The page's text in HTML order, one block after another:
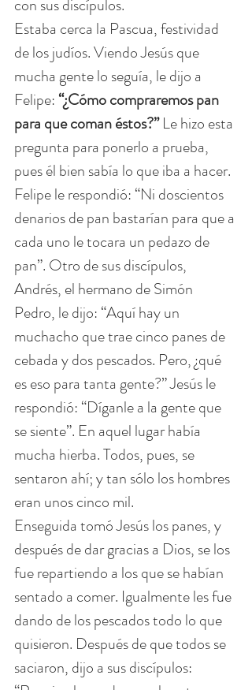
con sus discípulos.
Estaba cerca la Pascua, festividad
de los judíos. Viendo Jesús que
mucha gente lo seguía, le dijo a
Felipe: “¿Cómo compraremos pan
para que coman éstos?” Le hizo esta
pregunta para ponerlo a prueba,
pues él bien sabía lo que iba a hacer.
Felipe le respondió: “Ni doscientos
denarios de pan bastarían para que a
cada uno le tocara un pedazo de
pan”. Otro de sus discípulos,
Andrés, el hermano de Simón
Pedro, le dijo: “Aquí hay un
muchacho que trae cinco panes de
cebada y dos pescados. Pero, ¿qué
es eso para tanta gente?” Jesús le
respondió: “Díganle a la gente que
se siente”. En aquel lugar había
mucha hierba. Todos, pues, se
sentaron ahí; y tan sólo los hombres
eran unos cinco mil.
Enseguida tomó Jesús los panes, y
después de dar gracias a Dios, se los
fue repartiendo a los que se habían
sentado a comer. Igualmente les fue
dando de los pescados todo lo que
quisieron. Después de que todos se
saciaron, dijo a sus discípulos: